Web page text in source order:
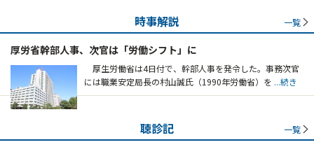
時事解説 一覧
厚労省幹部人事、次官は「労働シフト」に
厚生労働省は4日付で、幹部人事を発令した。事務次官
には職業安定局長の村山誠氏（1990年労働省）を ...続き
聴診記 一覧